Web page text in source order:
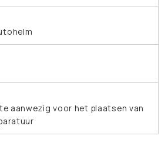
aanwezig voor het plaatsen van